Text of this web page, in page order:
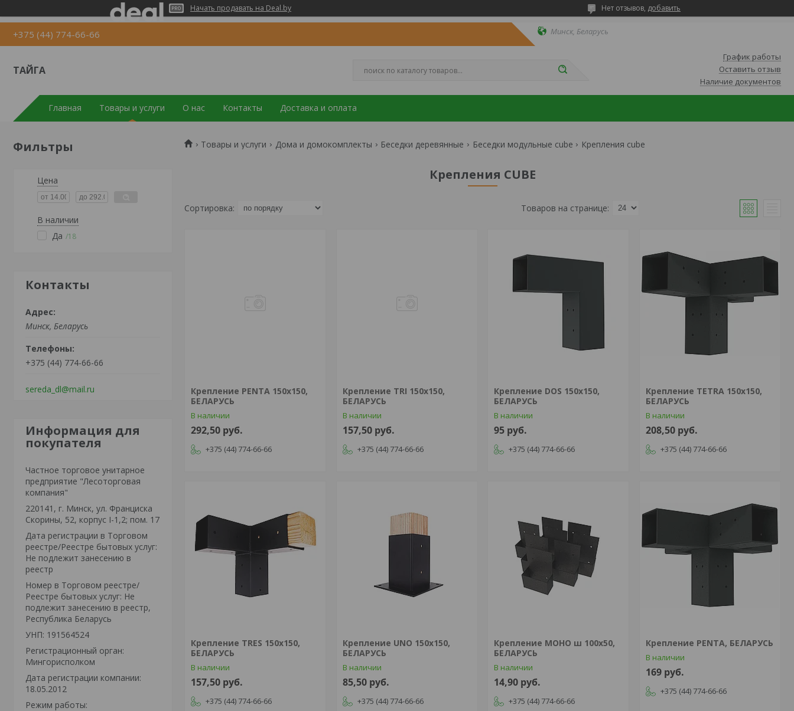
Начать продавать на Deal.by Нет отзывов, добавить
+375 (44) 774-66-66 Минск, Беларусь
ТАЙГА
График работы
Оставить отзыв
Наличие документов
Главная Товары и услуги О нас Контакты Доставка и оплата
Фильтры
Цена
В наличии
Да
18
Контакты
Минск, Беларусь
+375 (44) 774-66-66
sereda_dl@mail.ru
Информация для
покупателя
Частное торговое унитарное
предприятие "Лесоторговая
компания"
220141, г. Минск, ул. Франциска
Скорины, 52, корпус I-1,2; пом. 17
Дата регистрации в Торговом
реестре/Реестре бытовых услуг:
Не подлежит занесению в
реестр
Номер в Торговом реестре/
Реестре бытовых услуг: Не
подлежит занесению в реестр,
Республика Беларусь
УНП: 191564524
Регистрационный орган:
Мингорисполком
Дата регистрации компании:
18.05.2012
Режим работы:
Товары и услуги Дома и домокомплекты Беседки деревянные Беседки модульные cube Крепления cube
Крепления CUBE
Крепление PENTA 150х150,
БЕЛАРУСЬ
В наличии
292,50 руб.
+375 (44) 774-66-66
Крепление TRI 150х150,
БЕЛАРУСЬ
В наличии
157,50 руб.
+375 (44) 774-66-66
Крепление DOS 150х150,
БЕЛАРУСЬ
В наличии
95 руб.
+375 (44) 774-66-66
Крепление TETRA 150х150,
БЕЛАРУСЬ
В наличии
208,50 руб.
+375 (44) 774-66-66
Крепление TRES 150х150,
БЕЛАРУСЬ
В наличии
157,50 руб.
+375 (44) 774-66-66
Крепление UNO 150х150,
БЕЛАРУСЬ
В наличии
85,50 руб.
+375 (44) 774-66-66
Крепление МОНО ш 100х50,
БЕЛАРУСЬ
В наличии
14,90 руб.
+375 (44) 774-66-66
Крепление PENTA, БЕЛАРУСЬ
В наличии
169 руб.
+375 (44) 774-66-66